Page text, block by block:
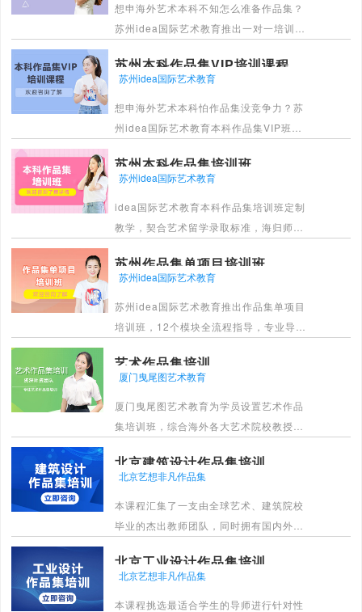
[详情]
想申海外艺术本科不知怎么准备作品集？
苏州idea国际艺术教育推出一对一培训，
取标准，大幅提升offer通过。
[详情]
苏州本科作品集VIP培训课程
苏州idea国际艺术教育
想申海外艺术本科怕作品集没竞争力？苏
州idea国际艺术教育本科作品集VIP班，
高效打造亮眼作品集冲梦校。
[详情]
苏州本科作品集培训班
苏州idea国际艺术教育
idea国际艺术教育本科作品集培训班定制
教学，契合艺术留学录取标准，海归师资
艺术留学知名院校录取成功率。
[详情]
苏州作品集单项目培训班
苏州idea国际艺术教育
苏州idea国际艺术教育推出作品集单项目
培训班，12个模块全流程指导，专业导师
力留学申请作品集。
[详情]
艺术作品集培训
厦门曳尾图艺术教育
厦门曳尾图艺术教育为学员设置艺术作品
集培训班，综合海外各大艺术院校教授以
生的创造思维和能力，由中外著名设计师
和艺术家担任教师，走在艺术前沿并拥有
艺术设计师们的交流圈，针对每个学生制
定方案，发掘学生的个人能力，帮助学生
校。
北京建筑设计作品集培训
北京艺想非凡作品集
本课程汇集了一支由全球艺术、建筑院校
毕业的杰出教师团队，同时拥有国内外知
专业水平进行评估及课程总体规划。
[详情]
北京工业设计作品集培训
北京艺想非凡作品集
本课程挑选最适合学生的导师进行针对性